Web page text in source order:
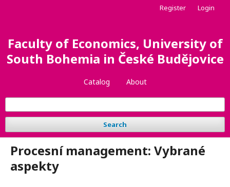
Faculty of Economics, University of
South Bohemia in České Budějovice
Catalog About
Search
Register Login
Procesní management: Vybrané
aspekty